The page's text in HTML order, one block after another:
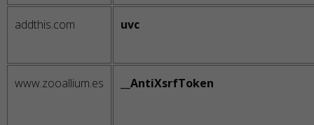
addthis.com uvc
www.zooallium.es __AntiXsrfToken